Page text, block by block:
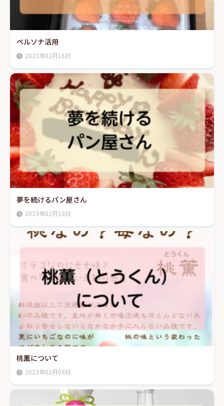
ペルソナ活用
2023年02月16日
夢を続けるパン屋さん
2023年02月10日
桃薫について
2023年02月08日